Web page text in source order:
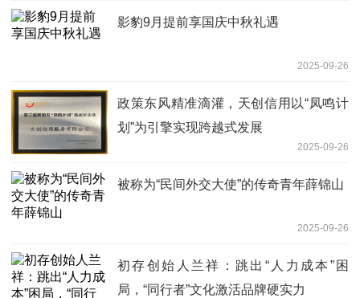
影豹9月提前享国庆中秋礼遇
2025-09-26
政策东风精准滴灌，天创信用以“凤鸣计
划”为引擎实现跨越式发展
2025-09-26
被称为“民间外交大使”的传奇青年薛锦山
2025-09-26
初存创始人兰祥：跳出“人力成本”困
局，“同行者”文化激活品牌硬实力